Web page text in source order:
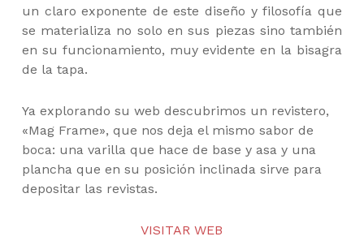
un claro exponente de este diseño y filosofía que
se materializa no solo en sus piezas sino también
en su funcionamiento, muy evidente en la bisagra
de la tapa.
Ya explorando su web descubrimos un revistero,
«Mag Frame», que nos deja el mismo sabor de
boca: una varilla que hace de base y asa y una
plancha que en su posición inclinada sirve para
depositar las revistas.
VISITAR WEB